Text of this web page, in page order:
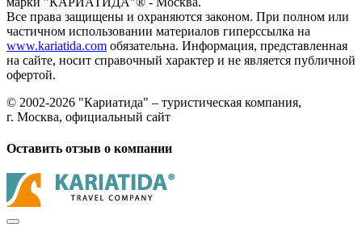
Все права защищены и охраняются законом. При полном или
частичном использовании материалов гиперссылка на
www.kariatida.com обязательна. Информация, представленная
на сайте, носит справочный характер и не является публичной
офертой.
© 2002-2026 "Кариатида" – туристическая компания,
г. Москва, официальный сайт
Оставить отзыв о компании